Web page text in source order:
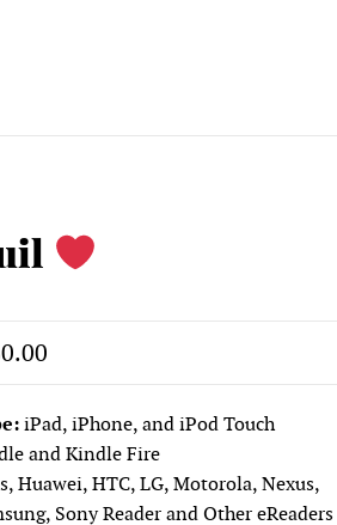
0.00
iPad, iPhone, and iPod Touch
and Kindle Fire
Huawei, HTC, LG, Motorola, Nexus,
Sony Reader and Other eReaders